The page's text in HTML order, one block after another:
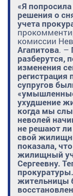
«Я
решения о
учета
комиссии
Агапитова. –
разберутся,
изменения
регистрация
супругов
ухудшение
когда мы
неволей
не решают
свой
показала,
жилищный
Сергеевну.
жительницы